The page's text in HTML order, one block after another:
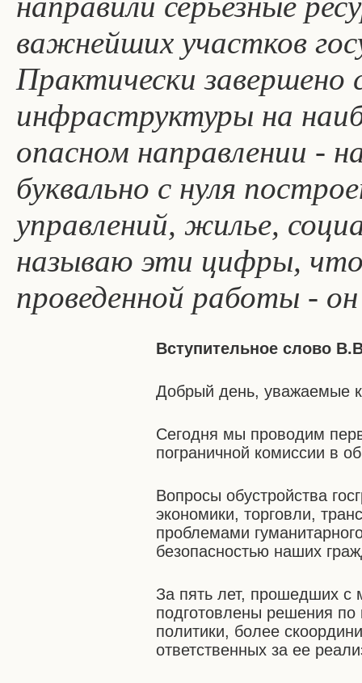
важнейших участков
Практически завершено
инфраструктуры на
опасном направлении -
буквально с нуля
управлений, жилье,
называю эти цифры,
проведенной работы -
Вступительное слово
Добрый день, уважаемые
Сегодня мы проводим
пограничной комиссии в
Вопросы обустройства
экономики, торговли,
проблемами
безопасностью наших
За пять лет, прошедших с
подготовлены решения
политики, более
ответственных за ее